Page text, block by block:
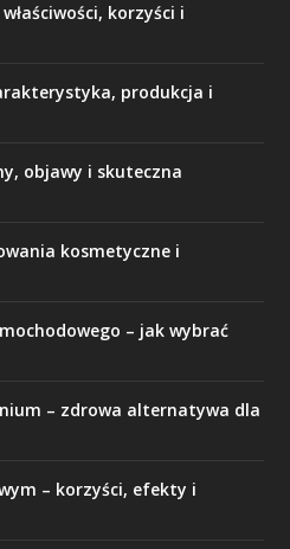
korzyści i
produkcja i
objawy i skuteczna
kosmetyczne i
– jak wybrać
– zdrowa alternatywa dla
– korzyści, efekty i